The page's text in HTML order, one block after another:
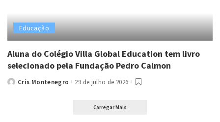
Educação
Aluna do Colégio Villa Global Education tem livro
selecionado pela Fundação Pedro Calmon
PostedCris Montenegro 29 de julho de 2026
Carregar Mais